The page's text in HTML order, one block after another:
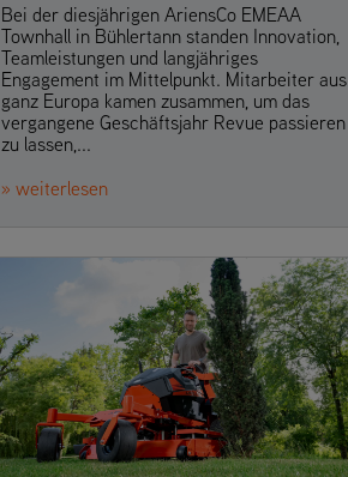
Bei der diesjährigen AriensCo EMEAA
Townhall in Bühlertann standen Innovation,
Teamleistungen und langjähriges
Engagement im Mittelpunkt. Mitarbeiter aus
ganz Europa kamen zusammen, um das
vergangene Geschäftsjahr Revue passieren
zu lassen,...
» weiterlesen